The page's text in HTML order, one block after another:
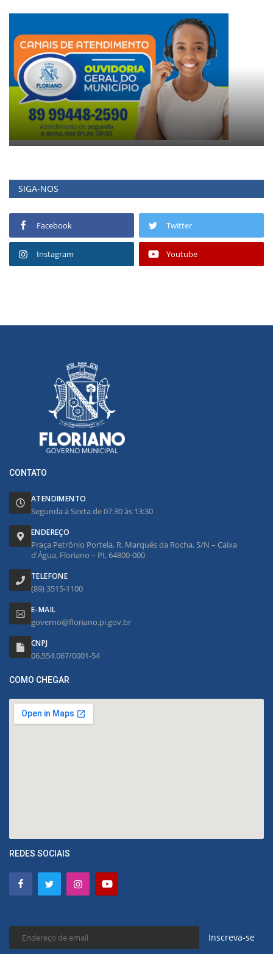
SIGA-NOS
Facebook Twitter
Instagram Youtube
CONTATO
ATENDIMENTO
Segunda à Sexta de 07:30 às 13:30
ENDEREÇO
Praça Petrônio Portela, R. Marquês da Rocha, S/N – Caixa
d'Água, Floriano – PI, 64800-000
TELEFONE
(89) 3515-1100
E-MAIL
governo@floriano.pi.gov.br
CNPJ
06.554.067/0001-54
COMO CHEGAR
REDES SOCIAIS
Inscreva-se